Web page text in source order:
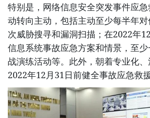
特别是，网络信息安全突发事件应
动转向主动，包括主动至少每半年
次威胁搜寻和漏洞扫描；在2022年
信息系统事故应急方案和情景，至
战演练活动等。此外，朝着专业化
2022年12月31日前健全事故应急救